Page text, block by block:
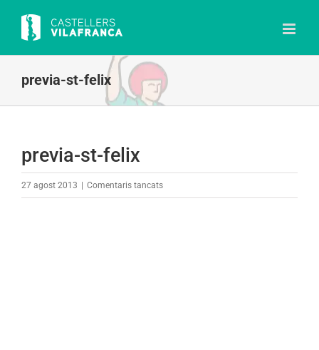
content
previa-st-felix
previa-st-felix
27 agost 2013 Comentaris tancatsa